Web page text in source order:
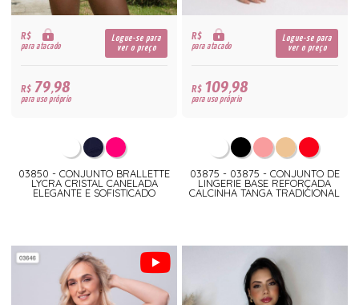
R$
para atacado
Logue-se para
ver o preço
R$79,98
para uso próprio
03850 - CONJUNTO BRALLETTE
LYCRA CRISTAL CANELADA
ELEGANTE E SOFISTICADO
R$
para atacado
Logue-se para
ver o preço
R$109,98
para uso próprio
03875 - 03875 - CONJUNTO DE
LINGERIE BASE REFORÇADA
CALCINHA TANGA TRADICIONAL